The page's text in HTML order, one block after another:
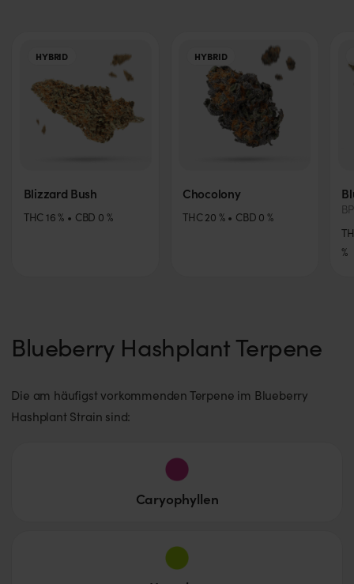
HYBRID
Blizzard Bush
THC 16 % CBD 0 %
HYBRID
Chocolony
THC20 % CBD 0 %
%
Blueberry Hashplant Terpene
Die am häufigst vorkommenden Terpene im Blueberry
Hashplant Strain sind:
Caryophyllen